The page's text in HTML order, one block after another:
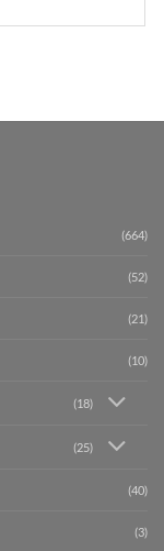
(664)
(52)
(21)
(10)
(18)
(25)
(40)
(3)